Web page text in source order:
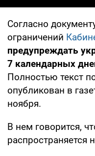
Согласно
ограничений
предупреждать
7 календарных
Полностью текст
опубликован в
ноября.
В нем говорится,
распространяется